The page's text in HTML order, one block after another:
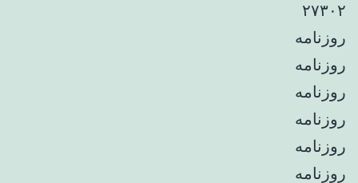
۲۷۳۰۲
روزنامه
روزنامه
روزنامه
روزنامه
روزنامه
روزنامه